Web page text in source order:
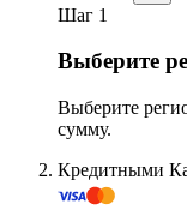
Шаг 1
Выберите
Выберите
сумму.
Кредитными